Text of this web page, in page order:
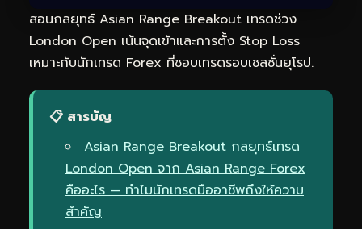
สอนกลยุทธ์ Asian Range Breakout เทรดช่วง
London Open เน้นจุดเข้าและการตั้ง Stop Loss
เหมาะกับนักเทรด Forex ที่ชอบเทรดรอบเซสชั่นยุโรป.
📋 สารบัญ
Asian Range Breakout กลยุทธ์เทรด
London Open จาก Asian Range Forex
คืออะไร — ทำไมนักเทรดมืออาชีพถึงให้ความ
สำคัญ